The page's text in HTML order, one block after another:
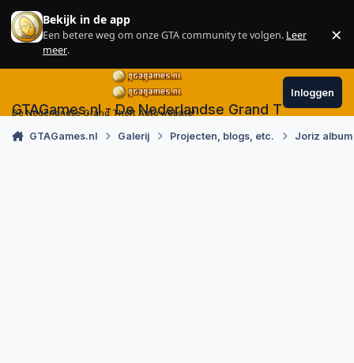
Skip to content
Bekijk in de app
Een betere weg om onze GTA community te volgen. Leer
meer.
×
GTAGames.nl - De Nederlandse Grand Theft Auto
De Nederlandse Grand Theft Auto website!
Inloggen
GTAGames.nl Galerij Projecten, blogs, etc. Joriz album